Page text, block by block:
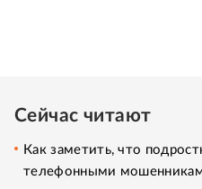
Сейчас читают
Как заметить, что
телефонными